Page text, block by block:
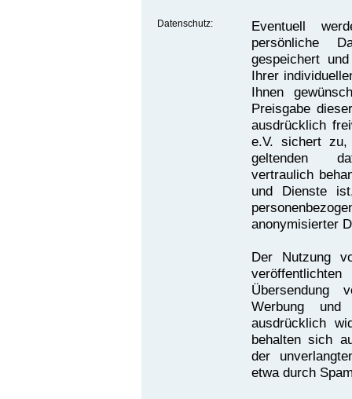
Datenschutz:
Eventuell
persönliche
gespeichert
Ihrer
Ihnen
Preisgabe
ausdrücklich
e.V. sichert zu,
geltenden
vertraulich
und Dienste
anonymisierter
Der Nutzung
Übersendung
Werbung und
ausdrücklich
behalten sich
der
etwa durch